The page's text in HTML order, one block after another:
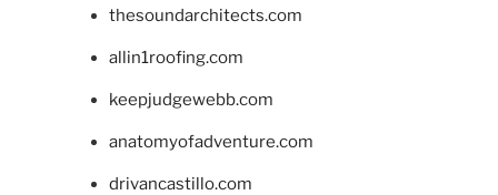
thesoundarchitects.com
allin1roofing.com
keepjudgewebb.com
anatomyofadventure.com
drivancastillo.com